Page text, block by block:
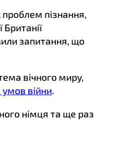
проблем пізнання,
запитання, що
вічного миру,
умов війни.
німця та ще раз